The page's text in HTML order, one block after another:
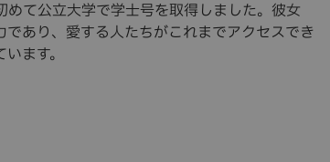
めて公立大学で学士号を取得しました。彼女
あり、愛する人たちがこれまでアクセスでき
ます。